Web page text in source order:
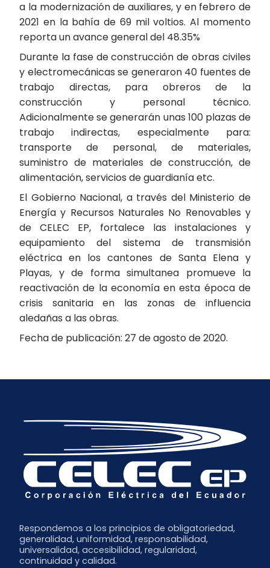
a la modernización de auxiliares, y en febrero de
2021 en la bahía de 69 mil voltios. Al momento
reporta un avance general del 48.35%
Durante la fase de construcción de obras civiles
y electromecánicas se generaron 40 fuentes de
trabajo directas, para obreros de la
construcción y personal técnico.
Adicionalmente se generarán unas 100 plazas de
trabajo indirectas, especialmente para:
transporte de personal, de materiales,
suministro de materiales de construcción, de
alimentación, servicios de guardianía etc.
El Gobierno Nacional, a través del Ministerio de
Energía y Recursos Naturales No Renovables y
de CELEC EP, fortalece las instalaciones y
equipamiento del sistema de transmisión
eléctrica en los cantones de Santa Elena y
Playas, y de forma simultanea promueve la
reactivación de la economía en esta época de
crisis sanitaria en las zonas de influencia
aledañas a las obras.
Fecha de publicación: 27 de agosto de 2020.
Respondemos a los principios de obligatoriedad,
generalidad, uniformidad, responsabilidad,
universalidad, accesibilidad, regularidad,
continuidad y calidad.